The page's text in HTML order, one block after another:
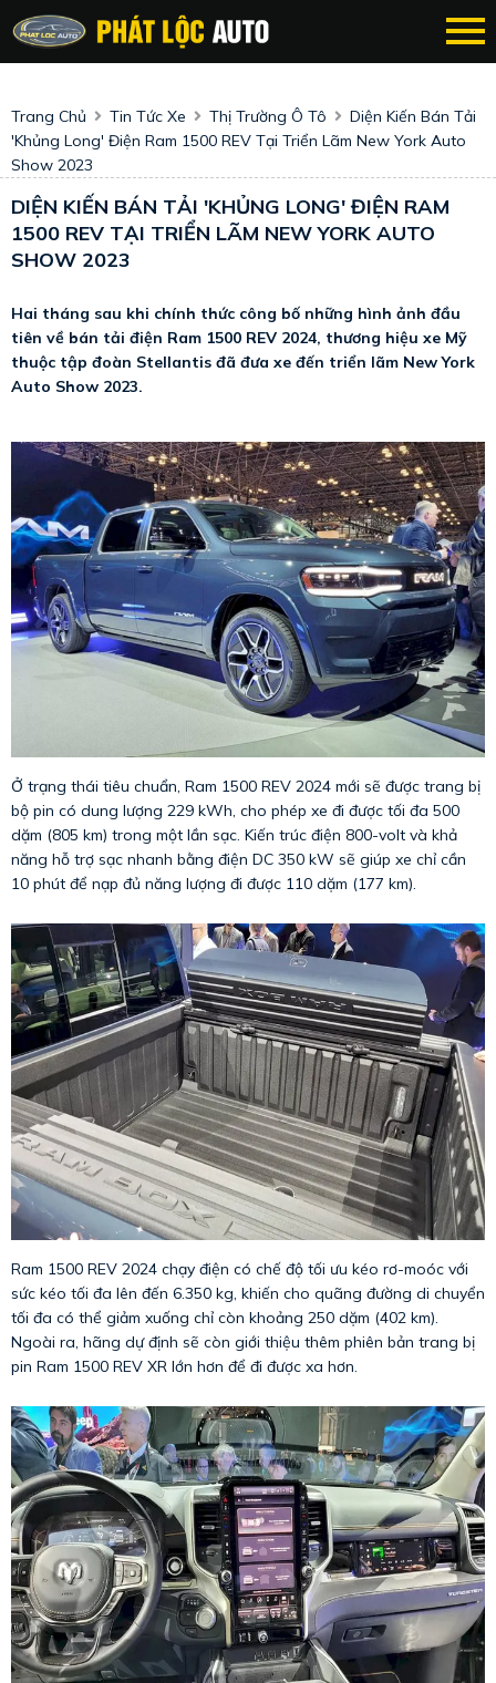
Trang Chủ Tin Tức Xe Thị Trường Ô Tô
Diện Kiến Bán Tải
'khủng Long' Điện Ram 1500 REV Tại Triển Lãm New York Auto
Show 2023
DIỆN KIẾN BÁN TẢI 'KHỦNG LONG' ĐIỆN RAM
1500 REV TẠI TRIỂN LÃM NEW YORK AUTO
SHOW 2023
Hai tháng sau khi chính thức công bố những hình ảnh đầu
tiên về bán tải điện Ram 1500 REV 2024, thương hiệu xe Mỹ
thuộc tập đoàn Stellantis đã đưa xe đến triển lãm New York
Auto Show 2023.
Ở trạng thái tiêu chuẩn, Ram 1500 REV 2024 mới sẽ được trang bị
bộ pin có dung lượng 229 kWh, cho phép xe đi được tối đa 500
dặm (805 km) trong một lần sạc. Kiến trúc điện 800-volt và khả
năng hỗ trợ sạc nhanh bằng điện DC 350 kW sẽ giúp xe chỉ cần
10 phút để nạp đủ năng lượng đi được 110 dặm (177 km).
Ram 1500 REV 2024 chạy điện có chế độ tối ưu kéo rơ-moóc với
sức kéo tối đa lên đến 6.350 kg, khiến cho quãng đường di chuyển
tối đa có thể giảm xuống chỉ còn khoảng 250 dặm (402 km).
Ngoài ra, hãng dự định sẽ còn giới thiệu thêm phiên bản trang bị
pin Ram 1500 REV XR lớn hơn để đi được xa hơn.